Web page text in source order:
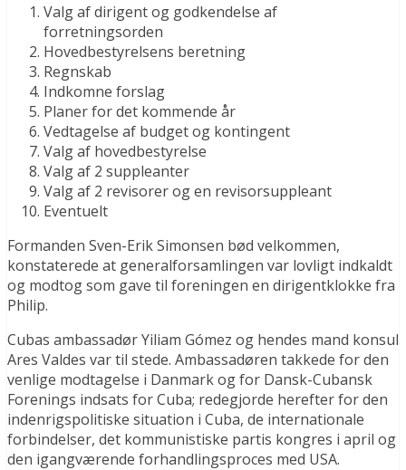
Valg af dirigent og godkendelse af
forretningsorden
Hovedbestyrelsens beretning
Regnskab
Indkomne forslag
Planer for det kommende år
Vedtagelse af budget og kontingent
Valg af hovedbestyrelse
Valg af 2 suppleanter
Valg af 2 revisorer og en revisorsuppleant
Eventuelt
Formanden Sven-Erik Simonsen bød velkommen,
konstaterede at generalforsamlingen var lovligt indkaldt
og modtog som gave til foreningen en dirigentklokke fra
Philip.
Cubas ambassadør Yiliam Gómez og hendes mand konsul
Ares Valdes var til stede. Ambassadøren takkede for den
venlige modtagelse i Danmark og for Dansk-Cubansk
Forenings indsats for Cuba; redegjorde herefter for den
indenrigspolitiske situation i Cuba, de internationale
forbindelser, det kommunistiske partis kongres i april og
den igangværende forhandlingsproces med USA.